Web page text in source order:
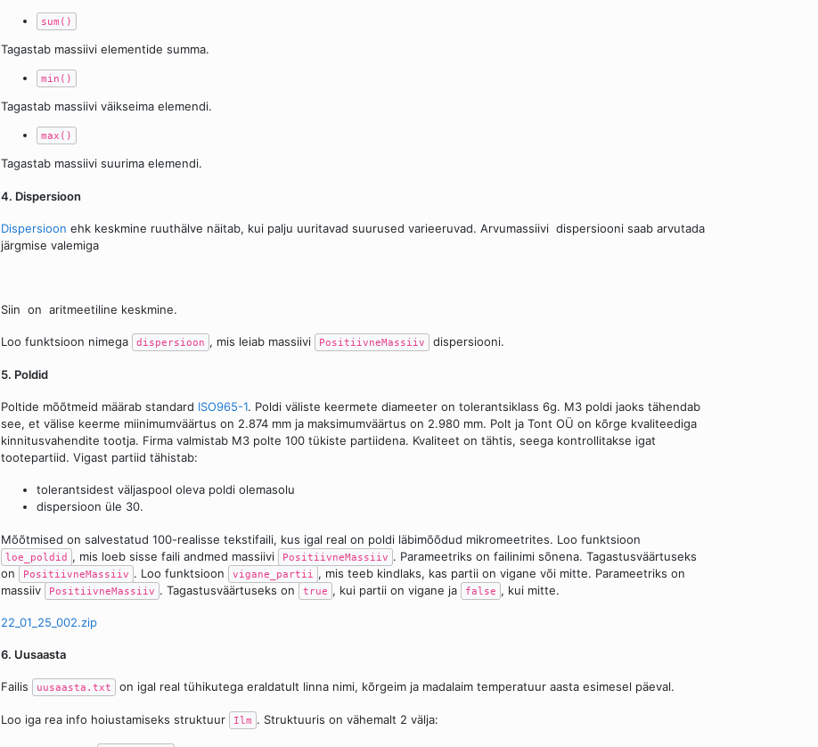
sum()
Tagastab massiivi elementide summa.
min()
Tagastab massiivi väikseima elemendi.
max()
Tagastab massiivi suurima elemendi.
4. Dispersioon
Dispersioon ehk keskmine ruuthälve näitab, kui palju uuritavad suurused varieeruvad. Arvumassiivi dispersiooni saab arvutada
järgmise valemiga
Siin on aritmeetiline keskmine.
Loo funktsioon nimega dispersioon , mis leiab massiivi PositiivneMassiiv dispersiooni.
5. Poldid
Poltide mõõtmeid määrab standard ISO965-1. Poldi väliste keermete diameeter on tolerantsiklass 6g. M3 poldi jaoks tähendab
see, et välise keerme miinimumväärtus on 2.874 mm ja maksimumväärtus on 2.980 mm. Polt ja Tont OÜ on kõrge kvaliteediga
kinnitusvahendite tootja. Firma valmistab M3 polte 100 tükiste partiidena. Kvaliteet on tähtis, seega kontrollitakse igat
tootepartiid. Vigast partiid tähistab:
tolerantsidest väljaspool oleva poldi olemasolu
dispersioon üle 30.
Mõõtmised on salvestatud 100-realisse tekstifaili, kus igal real on poldi läbimõõdud mikromeetrites. Loo funktsioon
loe_poldid , mis loeb sisse faili andmed massiivi PositiivneMassiiv . Parameetriks on failinimi sõnena. Tagastusväärtuseks
on
PositiivneMassiiv . Loo funktsioon vigane_partii
, mis teeb kindlaks, kas partii on vigane või mitte. Parameetriks on
massiiv
PositiivneMassiiv . Tagastusväärtuseks on true , kui partii on vigane ja false , kui mitte.
22_01_25_002.zip
6. Uusaasta
Failis uusaasta.txt on igal real tühikutega eraldatult linna nimi, kõrgeim ja madalaim temperatuur aasta esimesel päeval.
Loo iga rea info hoiustamiseks struktuur Ilm . Struktuuris on vähemalt 2 välja: